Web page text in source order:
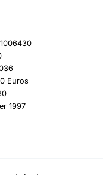
Euros
1997